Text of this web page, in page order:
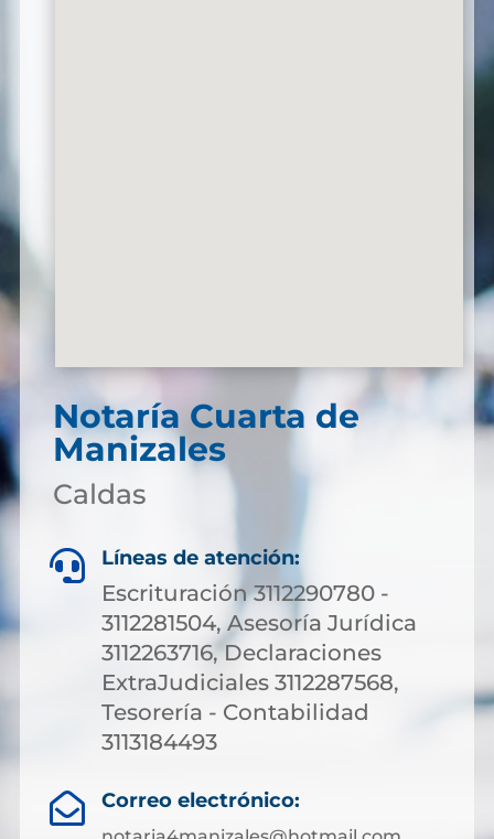
Notaría Cuarta de
Manizales
Caldas
 Líneas de atención:
Escrituración 3112290780 -
3112281504, Asesoría Jurídica
3112263716, Declaraciones
ExtraJudiciales 3112287568,
Tesorería - Contabilidad
3113184493
 Correo electrónico: